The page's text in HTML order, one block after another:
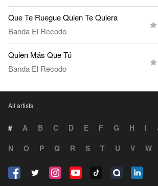
Que Te Ruegue Quien Te Quiera
Banda El Recodo
Quien Más Que Tú
Banda El Recodo
All artists
# A B C D E F G H I
N
O P Q R S T U V W